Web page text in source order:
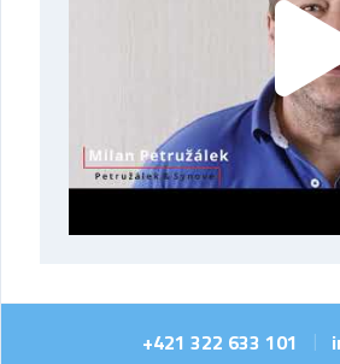
+421 322 633 101